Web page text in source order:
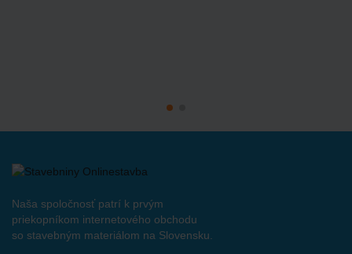
Naša spoločnosť patrí k prvým
priekopníkom internetového obchodu
so stavebným materiálom na Slovensku.